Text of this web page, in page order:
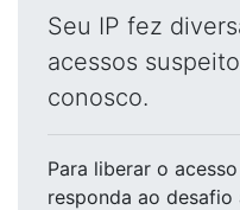
Seu IP fez
acessos
conosco.
Para liberar o acesso
responda ao desafio